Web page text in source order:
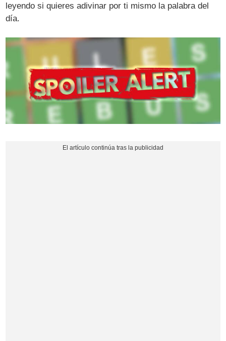
leyendo si quieres adivinar por ti mismo la palabra del
día.